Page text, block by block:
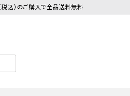
込）のご購入で全品送料無料